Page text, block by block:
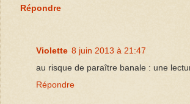
Répondre
Violette 8 juin 2013 à 21:47
au risque de paraître banale : une
Répondre